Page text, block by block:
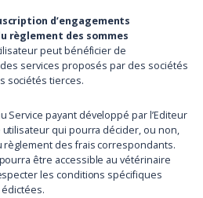
d’engagements
règlement des sommes
peut bénéficier de
services proposés par des sociétés
sociétés tierces.
Service payant développé par l’Editeur
qui pourra décider, ou non,
règlement des frais correspondants.
être accessible au vétérinaire
les conditions spécifiques